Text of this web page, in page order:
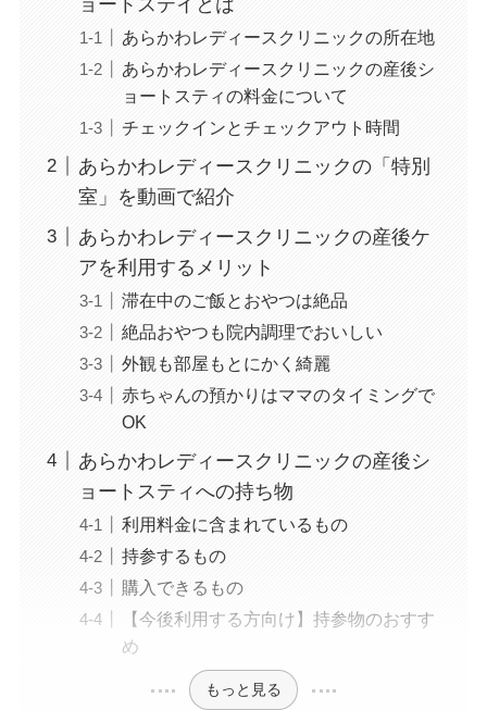
あらかわレディースクリニックの所在地
あらかわレディースクリニックの産後シ
ョートスティの料金について
チェックインとチェックアウト時間
あらかわレディースクリニックの「特別
室」を動画で紹介
あらかわレディースクリニックの産後ケ
アを利用するメリット
滞在中のご飯とおやつは絶品
絶品おやつも院内調理でおいしい
外観も部屋もとにかく綺麗
赤ちゃんの預かりはママのタイミングで
OK
あらかわレディースクリニックの産後シ
ョートスティへの持ち物
利用料金に含まれているもの
持参するもの
購入できるもの
【今後利用する方向け】持参物のおすす
め
もっと見る